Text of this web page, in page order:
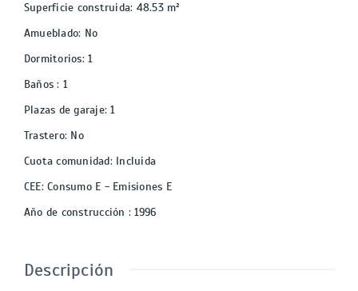
Superficie construida: 48.53 m²
Amueblado: No
Dormitorios: 1
Baños: 1
Plazas de garaje: 1
Trastero: No
Cuota comunidad: Incluida
CEE: Consumo E - Emisiones E
Año de construcción : 1996
Descripción